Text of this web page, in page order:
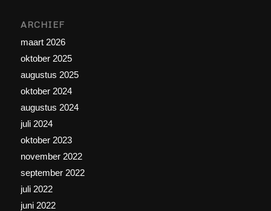
ARCHIEF
maart 2026
oktober 2025
augustus 2025
oktober 2024
augustus 2024
juli 2024
oktober 2023
november 2022
september 2022
juli 2022
juni 2022